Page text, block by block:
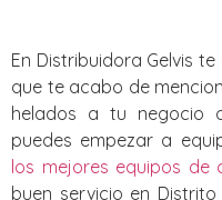
En Distribuidora Gelvis
que te acabo de
helados a tu negocio
puedes empezar a
los mejores equipos de
buen servicio en